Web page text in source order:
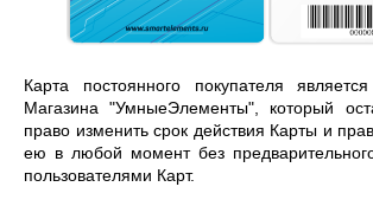
Карта постоянного покупателя
Магазина "УмныеЭлементы", который
право изменить срок действия Карты и
ею в любой момент без
пользователями Карт.